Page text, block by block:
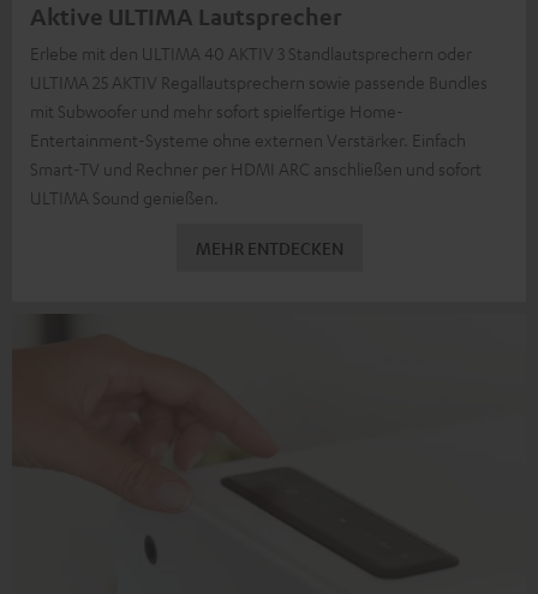
Aktive ULTIMA Lautsprecher
Erlebe mit den ULTIMA 40 AKTIV 3 Standlautsprechern oder
ULTIMA 25 AKTIV Regallautsprechern sowie passende Bundles
mit Subwoofer und mehr sofort spielfertige Home-
Entertainment-Systeme ohne externen Verstärker. Einfach
Smart-TV und Rechner per HDMI ARC anschließen und sofort
ULTIMA Sound genießen.
MEHR ENTDECKEN